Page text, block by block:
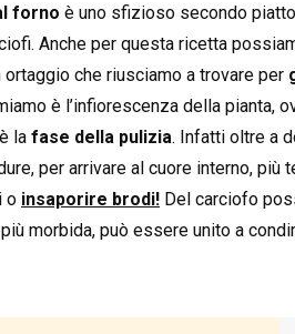
forno è uno sfizioso secondo
Anche per questa ricetta
che riusciamo a trovare per
è l’infiorescenza della pianta,
la fase della pulizia. Infatti oltre a
per arrivare al cuore interno,
o insaporire brodi! Del carciofo
morbida, può essere unito a